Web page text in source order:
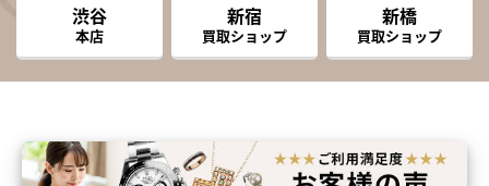
渋谷
本店
新宿
買取ショップ
新橋
買取ショップ